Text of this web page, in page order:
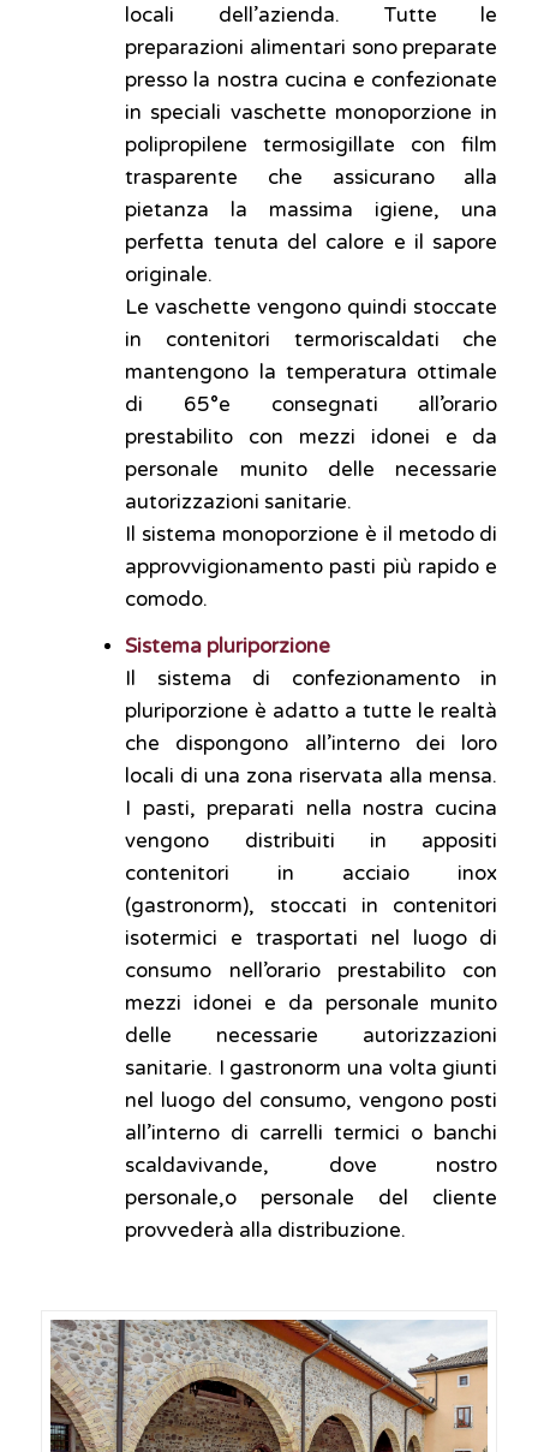
locali dell’azienda. Tutte le
preparazioni alimentari sono preparate
presso la nostra cucina e confezionate
in speciali vaschette monoporzione in
polipropilene termosigillate con film
trasparente che assicurano alla
pietanza la massima igiene, una
perfetta tenuta del calore e il sapore
originale.
Le vaschette vengono quindi stoccate
in contenitori termoriscaldati che
mantengono la temperatura ottimale
di 65°e consegnati all’orario
prestabilito con mezzi idonei e da
personale munito delle necessarie
autorizzazioni sanitarie.
Il sistema monoporzione è il metodo di
approvvigionamento pasti più rapido e
comodo.
Sistema pluriporzione
Il sistema di confezionamento in
pluriporzione è adatto a tutte le realtà
che dispongono all’interno dei loro
locali di una zona riservata alla mensa.
I pasti, preparati nella nostra cucina
vengono distribuiti in appositi
contenitori in acciaio inox
(gastronorm), stoccati in contenitori
isotermici e trasportati nel luogo di
consumo nell’orario prestabilito con
mezzi idonei e da personale munito
delle necessarie autorizzazioni
sanitarie. I gastronorm una volta giunti
nel luogo del consumo, vengono posti
all’interno di carrelli termici o banchi
scaldavivande, dove nostro
personale,o personale del cliente
provvederà alla distribuzione.